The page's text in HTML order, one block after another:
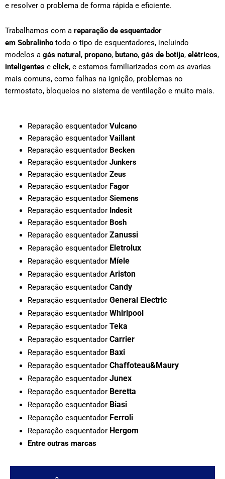
e resolver o problema de forma rápida e eficiente.
Trabalhamos com a reparação de esquentador
em Sobralinho todo o tipo de esquentadores, incluindo
modelos a gás natural , propano, butano, gás de botija, elétricos,
inteligentes e click, e estamos familiarizados com as avarias
mais comuns, como falhas na ignição, problemas no
termostato, bloqueios no sistema de ventilação e muito mais.
Reparação esquentador Vulcano
Reparação esquentador Vaillant
Reparação esquentador Becken
Reparação esquentador Junkers
Reparação esquentador Zeus
Reparação esquentador Fagor
Reparação esquentador Siemens
Reparação esquentador Indesit
Reparação esquentador Bosh
Reparação esquentador Zanussi
Reparação esquentador Eletrolux
Reparação esquentador Míele
Reparação esquentador Ariston
Reparação esquentador Candy
Reparação esquentador General Electric
Reparação esquentador Whirlpool
Reparação esquentador Teka
Reparação esquentador Carrier
Reparação esquentador Baxi
Reparação esquentador Chaffoteau&Maury
Reparação esquentador Junex
Reparação esquentador Beretta
Reparação esquentador Biasi
Reparação esquentador Ferroli
Reparação esquentador Hergom
Entre outras marcas